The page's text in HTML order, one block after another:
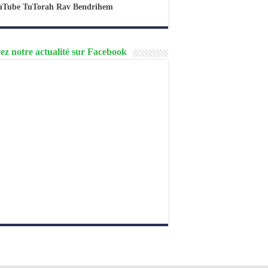
TuTorah Rav Bendrihem
notre actualité sur Facebook